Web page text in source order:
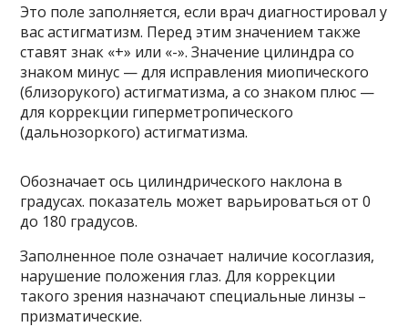
Это поле заполняется, если врач диагностировал у
вас астигматизм. Перед этим значением также
ставят знак «+» или «-». Значение цилиндра со
знаком минус — для исправления миопического
(близорукого) астигматизма, а со знаком плюс —
для коррекции гиперметропического
(дальнозоркого) астигматизма.
Обозначает ось цилиндрического наклона в
градусах. показатель может варьироваться от 0
до 180 градусов.
Заполненное поле означает наличие косоглазия,
нарушение положения глаз. Для коррекции
такого зрения назначают специальные линзы –
призматические.